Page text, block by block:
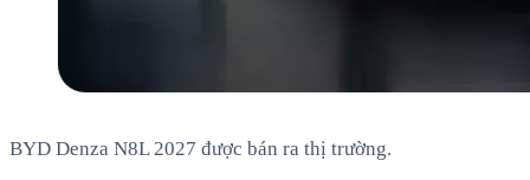
BYD Denza N8L 2027 được bán ra thị trường.